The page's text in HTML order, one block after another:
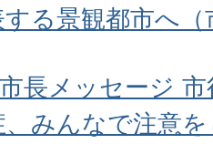
る景観都市へ
長メッセージ
、みんなで注意